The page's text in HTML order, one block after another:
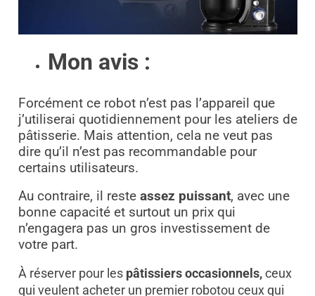
Mon avis :
Forcément ce robot n’est pas l’appareil que
j’utiliserai quotidiennement pour les ateliers de
pâtisserie. Mais attention, cela ne veut pas
dire qu’il n’est pas recommandable pour
certains utilisateurs.
Au contraire, il reste assez puissant, avec une
bonne capacité et surtout un prix qui
n’engagera pas un gros investissement de
votre part.
À réserver pour les pâtissiers occasionnels,ceux
qui veulent acheter un premier robotou ceux qui